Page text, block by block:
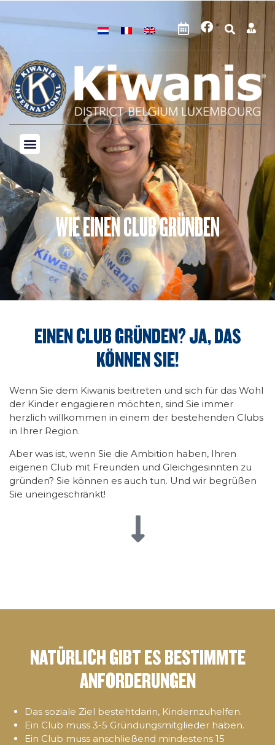
WIE EINEN CLUB GRÜNDEN
EINEN CLUB GRÜNDEN? JA, DAS
KÖNNEN SIE!
Wenn Sie dem Kiwanis beitreten und sich für das Wohl
der Kinder engagieren möchten, sind Sie immer
herzlich willkommen in einem der bestehenden Clubs
in Ihrer Region.
Aber was ist, wenn Sie die Ambition haben, Ihren
eigenen Club mit Freunden und Gleichgesinnten zu
gründen? Sie können es auch tun. Und wir begrüßen
Sie uneingeschränkt!
NATÜRLICH GIBT ES BESTIMMTE
ANFORDERUNGEN
Das soziale Ziel bestehtdarin, Kindernzuhelfen.
Ein Club muss 3-5 Gründungsmitglieder haben.
Ein Club muss anschließend mindestens 15